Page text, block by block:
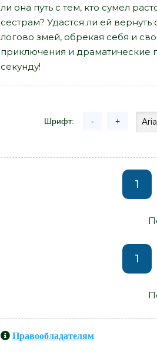
ли она путь с тем, кто сумел
сестрам? Удастся ли ей
логово змей, обрекая себя и
приключения и драматические
секунду!
Шрифт: - +
1
1
Правообладателям